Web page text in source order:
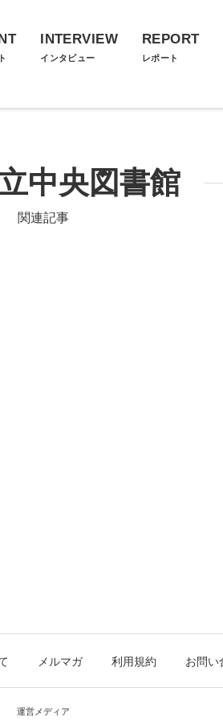
INTERVIEW
インタビュー
REPORT
レポート
中央図書館
関連記事
メルマガ 利用規約 お問い
運営メディア